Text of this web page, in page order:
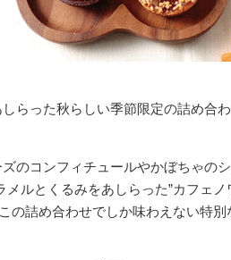
らった秋らしい季節限定の詰め合
のコンフィチュールやかぼちゃの
ルとくるみをあしらった”カフェ
の詰め合わせでしか味わえない特別